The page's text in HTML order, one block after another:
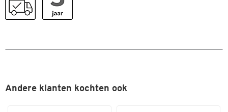
Afmetingen
Breedte (mm)
Andere klanten kochten ook